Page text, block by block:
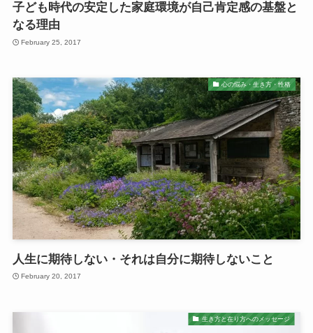
子ども時代の安定した家庭環境が自己肯定感の基盤と
なる理由
February 25, 2017
心の悩み・生き方・性格
人生に期待しない・それは自分に期待しないこと
February 20, 2017
生き方と在り方へのメッセージ